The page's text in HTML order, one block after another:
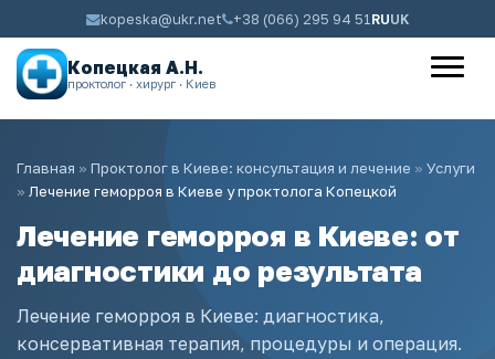
kopeska@ukr.net +38 (066) 295 94 51RUUK
Копецкая А.Н.
проктолог · хирург · Киев
Главная » Проктолог в Киеве: консультация и лечение » Услуги
» Лечение геморроя в Киеве у проктолога Копецкой
Лечение геморроя в Киеве: от
диагностики до результата
Лечение геморроя в Киеве: диагностика,
консервативная терапия, процедуры и операция.